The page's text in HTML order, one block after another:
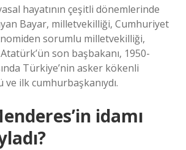
hayatının çeşitli dönemlerinde
Bayar, milletvekilliği, Cumhuriyet
sorumlu milletvekilliği,
son başbakanı, 1950-
Türkiye’nin asker kökenli
ilk cumhurbaşkanıydı.
idamı